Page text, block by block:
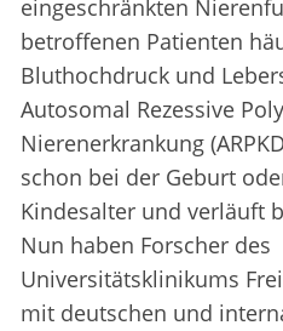
eingeschränkten
betroffenen Patienten
Bluthochdruck und
Autosomal Rezessive
Nierenerkrankung
schon bei der Geburt
Kindesalter und verläuft
Nun haben Forscher des
Universitätsklinikums
mit deutschen und